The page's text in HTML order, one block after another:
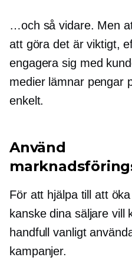
…och så vidare. Men
att göra det är viktigt,
engagera sig med
medier lämnar pengar
enkelt.
Använd
För att hjälpa till att
kanske dina säljare vill
handfull vanligt
kampanjer.